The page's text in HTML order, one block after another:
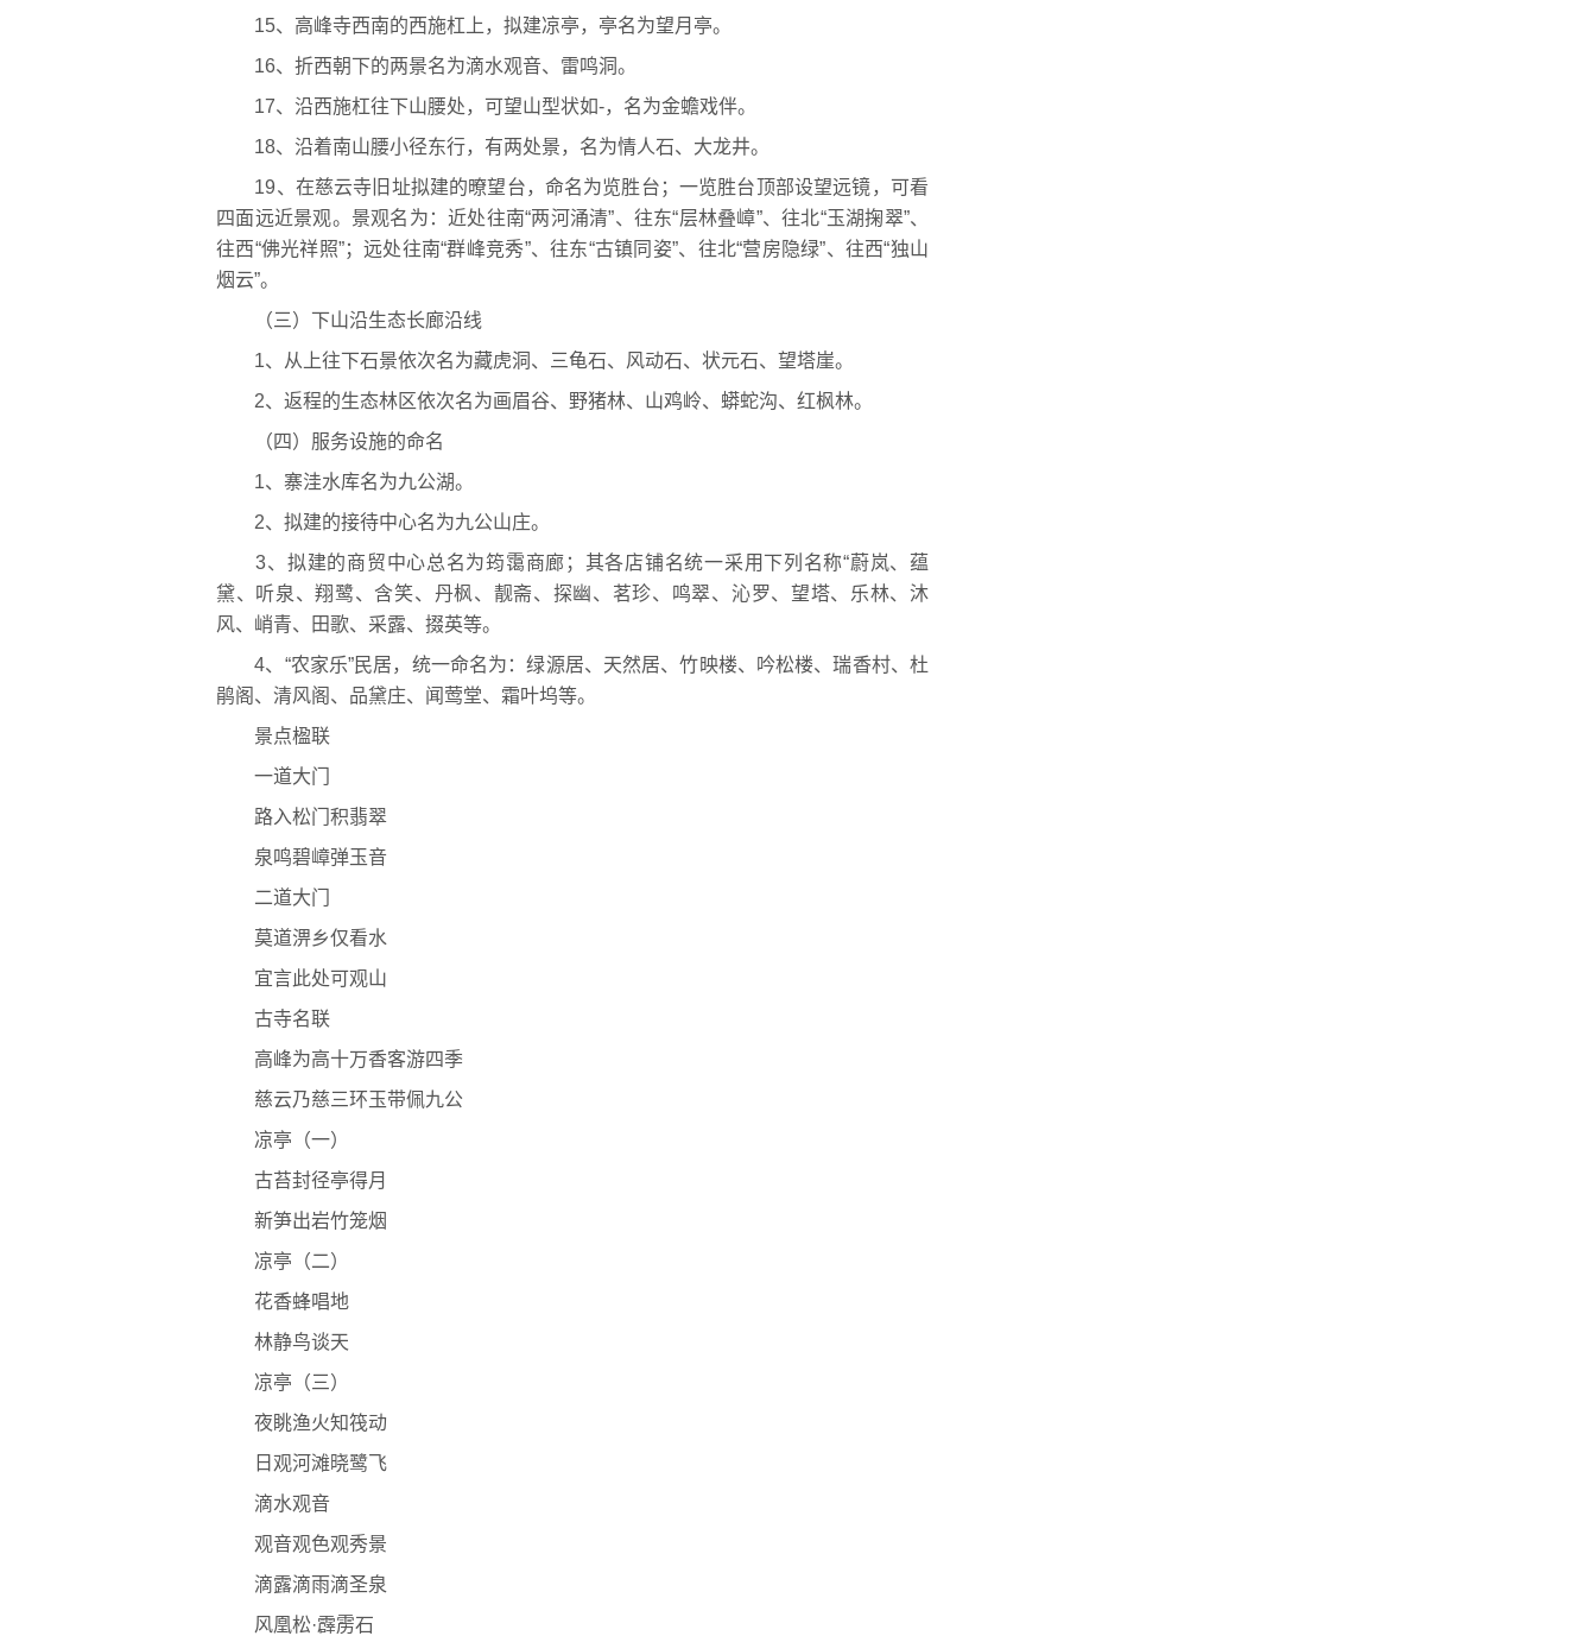
15、高峰寺西南的西施杠上，拟建凉亭，亭名为望月亭。
16、折西朝下的两景名为滴水观音、雷鸣洞。
17、沿西施杠往下山腰处，可望山型状如-，名为金蟾戏伴。
18、沿着南山腰小径东行，有两处景，名为情人石、大龙井。
19、在慈云寺旧址拟建的暸望台，命名为览胜台；一览胜台顶部设望远镜，可看
四面远近景观。景观名为：近处往南“两河涌清”、往东“层林叠嶂”、往北“玉湖掬翠”、
往西“佛光祥照”；远处往南“群峰竞秀”、往东“古镇同姿”、往北“营房隐绿”、往西“独山
烟云”。
（三）下山沿生态长廊沿线
1、从上往下石景依次名为藏虎洞、三龟石、风动石、状元石、望塔崖。
2、返程的生态林区依次名为画眉谷、野猪林、山鸡岭、蟒蛇沟、红枫林。
（四）服务设施的命名
1、寨洼水库名为九公湖。
2、拟建的接待中心名为九公山庄。
3、拟建的商贸中心总名为筠霭商廊；其各店铺名统一采用下列名称“蔚岚、蕴
黛、听泉、翔鹭、含笑、丹枫、靓斋、探幽、茗珍、鸣翠、沁罗、望塔、乐林、沐
风、峭青、田歌、采露、掇英等。
4、“农家乐”民居，统一命名为：绿源居、天然居、竹映楼、吟松楼、瑞香村、杜
鹃阁、清风阁、品黛庄、闻莺堂、霜叶坞等。
景点楹联
一道大门
路入松门积翡翠
泉鸣碧嶂弹玉音
二道大门
莫道淠乡仅看水
宜言此处可观山
古寺名联
高峰为高十万香客游四季
慈云乃慈三环玉带佩九公
凉亭（一）
古苔封径亭得月
新笋出岩竹笼烟
凉亭（二）
花香蜂唱地
林静鸟谈天
凉亭（三）
夜眺渔火知筏动
日观河滩晓鹭飞
滴水观音
观音观色观秀景
滴露滴雨滴圣泉
风凰松·霹雳石